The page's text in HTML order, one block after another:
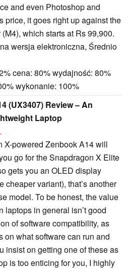
and even Photoshop and
price, it goes right up against the
which starts at Rs 99,900.
wersja elektroniczna, Średnio
cena: 80% wydajność: 80%
wykonanie: 100%
(UX3407) Review – An
Laptop
X-powered Zenbook A14 will
go for the Snapdragon X Elite
gets you an OLED display
cheaper variant), that’s another
model. To be honest, the value
laptops in general isn’t good
of software compatibility, as
on what software can run and
insist on getting one of these as
is too enticing for you, I highly